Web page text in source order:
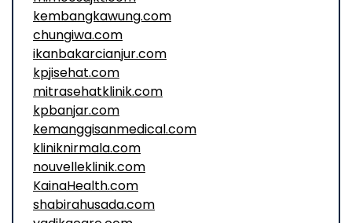
kembangkawung.com
chungiwa.com
ikanbakarcianjur.com
kpjisehat.com
mitrasehatklinik.com
kpbanjar.com
kemanggisanmedical.com
kliniknirmala.com
nouvelleklinik.com
KainaHealth.com
shabirahusada.com